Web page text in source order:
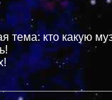
тема: кто какую